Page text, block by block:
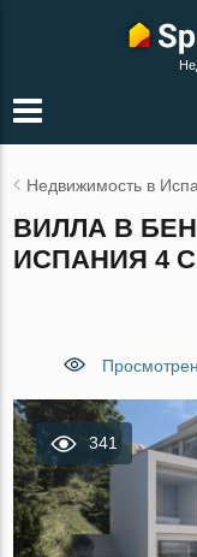
Недвижимость в
ВИЛЛА В
ИСПАНИЯ 4
341